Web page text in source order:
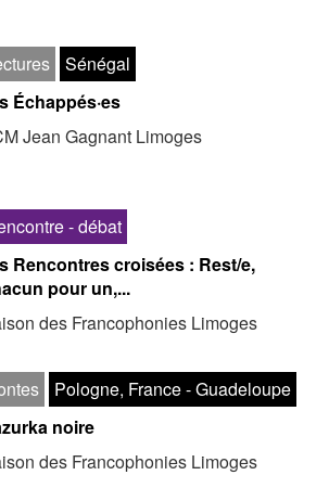
Sénégal
Échappés·es
Jean Gagnant Limoges
- débat
Rencontres croisées : Rest/e,
pour un,...
des Francophonies Limoges
Pologne, France - Guadeloupe
noire
des Francophonies Limoges